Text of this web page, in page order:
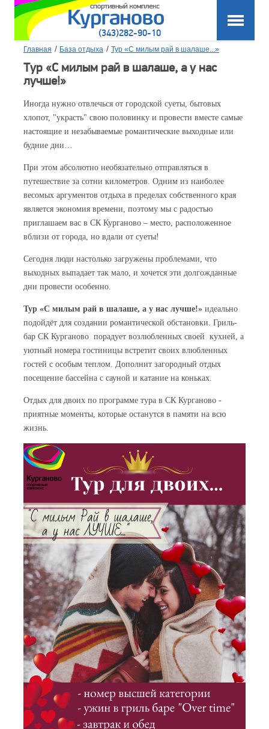
(343)282-90-10
Главная / База отдыха / Тур «С милым рай в шалаше...»
Тур «С милым рай в шалаше, а у нас
лучше!»
Иногда нужно отвлечься от городской суеты, бытовых
хлопот, "украсть" свою половинку и провести вместе самые
настоящие и незабываемые романтические выходные или
будние дни…
При этом абсолютно необязательно отправляться в
путешествие за сотни километров. Одним из наиболее
весомых аргументов отдыха в пределах собственного края
является экономия времени, поэтому мы с радостью
приглашаем вас в СК Курганово – место, расположенное
вблизи от города, но вдали от суеты!
Сегодня люди настолько загружены проблемами, что
выходных выпадает так мало, и хочется эти долгожданные
дни провести особенно.
Тур «С милым рай в шалаше, а у нас лучше!» идеально
подойдёт для создании романтической обстановки. Гриль-
бар СК Курганово порадует возлюбленных своей кухней, а
уютный номера гостиницы встретит своих влюбленных
гостей с особым теплом. Дополнит загородный отдых
посещение бассейна с сауной и катание на коньках.
Отдых для двоих по программе тура в СК Курганово -
приятные моменты, которые останутся в памяти на всю
жизнь.